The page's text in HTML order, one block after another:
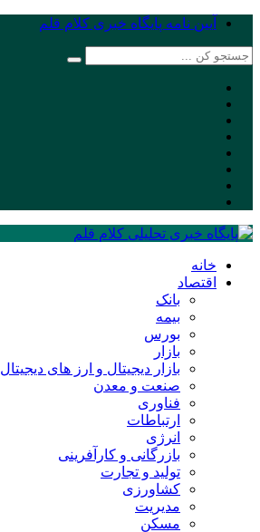
آیین نامه پایگاه خبری کلام قلم
خانه
اقتصاد
بانک
بیمه
بورس
بازار
بازار دیجیتال و ارز های دیجیتال
صنعت و معدن
فناوری
ارتباطات
انرژی
بازرگانی و کارآفرینی
تولید و تجارت
کشاورزی
مدیریت
مسکن